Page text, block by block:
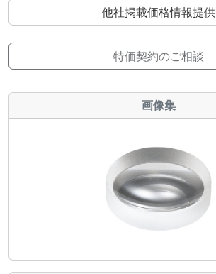
他社掲載価格情報提供
特価契約のご相談
画像集